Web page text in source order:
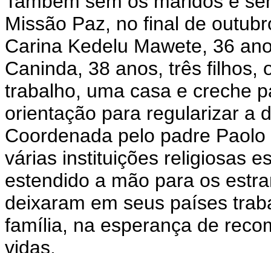
Missão Paz, no final de
Carina Kedelu Mawete, 36
Caninda, 38 anos, três filhos,
trabalho, uma casa e creche
orientação para regularizar a
Coordenada pelo padre
várias instituições religiosas
estendido a mão para os
deixaram em seus países
família, na esperança de
vidas.